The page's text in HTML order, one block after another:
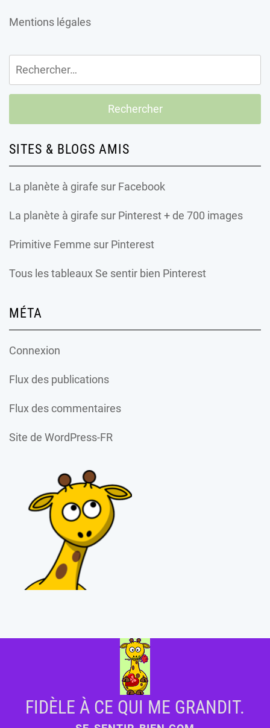
Mentions légales
Rechercher :
SITES & BLOGS AMIS
La planète à girafe sur Facebook
La planète à girafe sur Pinterest + de 700 images
Primitive Femme sur Pinterest
Tous les tableaux Se sentir bien Pinterest
MÉTA
Connexion
Flux des publications
Flux des commentaires
Site de WordPress-FR
FIDÈLE À CE QUI ME GRANDIT.